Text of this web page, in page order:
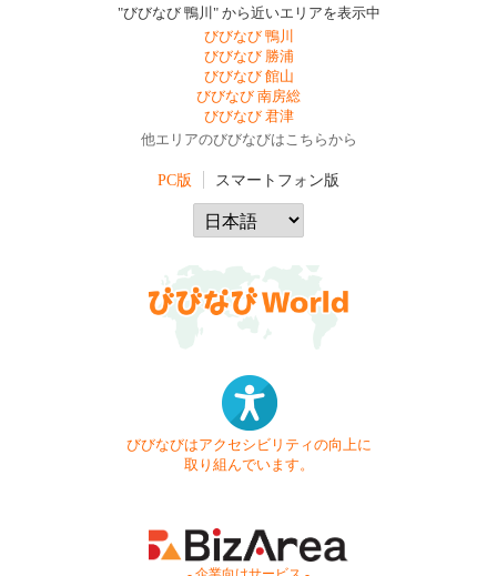
"びびなび 鴨川" から近いエリアを表示中
びびなび 鴨川
びびなび 勝浦
びびなび 館山
びびなび 南房総
びびなび 君津
他エリアのびびなびはこちらから
PC版 スマートフォン版
びびなびはアクセシビリティの向上に
取り組んでいます。